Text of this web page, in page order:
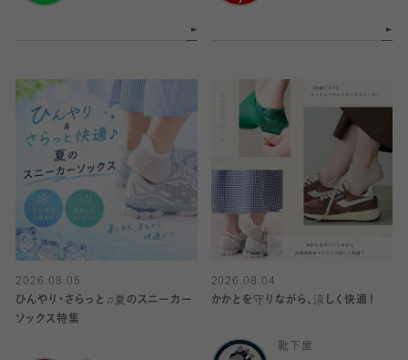
2026.08.05
ひんやり・さらっと♫夏のスニーカー
ソックス特集
2026.08.04
かかとを守りながら、涼しく快適！
靴下屋